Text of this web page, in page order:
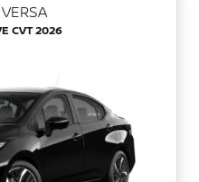
CVT 2026